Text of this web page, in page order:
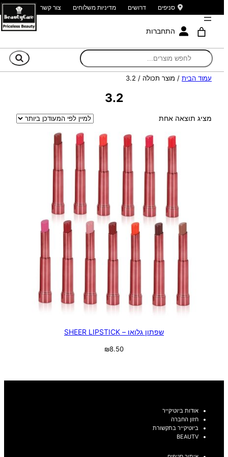
סניפים דרושים מדיניות משלוחים צור קשר
התחברות
עמוד הבית / מוצר תכולה / 3.2
3.2
מציג תוצאה אחת
שפתון גלואו – SHEER LIPSTICK
₪8.50
אודות ביוטיקייר
חזון החברה
ביוטיקייר בתקשורת
BEAUTV